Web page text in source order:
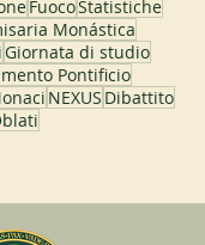
FuocoStatistiche
Monástica
Giornata di studio
Pontificio
NEXUS Dibattito